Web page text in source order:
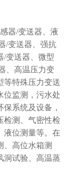
器/变送器、液
/变送器、强抗
/变送器、微型
、高温压力变
等特殊压力变送
位监测，污水处
系统及设备，
检测、气密性检
液位测量等。在
、高位水箱测
洞试验、高温蒸